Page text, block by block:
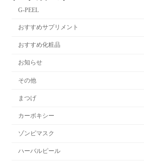
G-PEEL
おすすめサプリメント
おすすめ化粧品
お知らせ
その他
まつげ
カーボキシー
ゾンビマスク
ハーバルピール